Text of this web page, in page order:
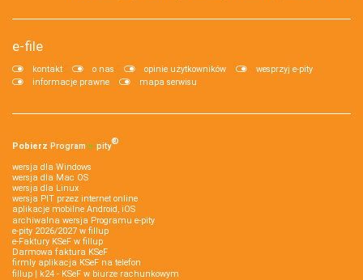
e-file
kontakt o nas opinie użytkowników
wesprzyj e-pity
informacje prawne
mapa serwisu
Pobierz Program e‑pity®
wersja dla Windows
wersja dla Mac OS
wersja dla Linux
wersja PIT przez internet online
aplikacje mobilne Android, iOS
archiwalna wersja Programu e-pity
e-pity 2026/2027 w fillup
e‑Faktury KSeF w fillup
Darmowa faktura KSeF
firmly aplikacja KSeF na telefon
fillup | k24 - KSeF w biurze rachunkowym